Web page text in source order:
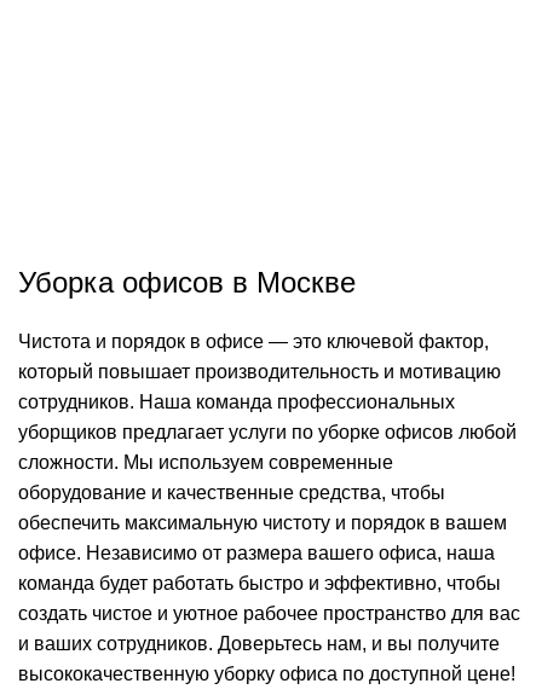
Уборка офисов в Москве
Чистота и порядок в офисе — это ключевой фактор,
который повышает производительность и мотивацию
сотрудников. Наша команда профессиональных
уборщиков предлагает услуги по уборке офисов любой
сложности. Мы используем современные
оборудование и качественные средства, чтобы
обеспечить максимальную чистоту и порядок в вашем
офисе. Независимо от размера вашего офиса, наша
команда будет работать быстро и эффективно, чтобы
создать чистое и уютное рабочее пространство для вас
и ваших сотрудников. Доверьтесь нам, и вы получите
высококачественную уборку офиса по доступной цене!